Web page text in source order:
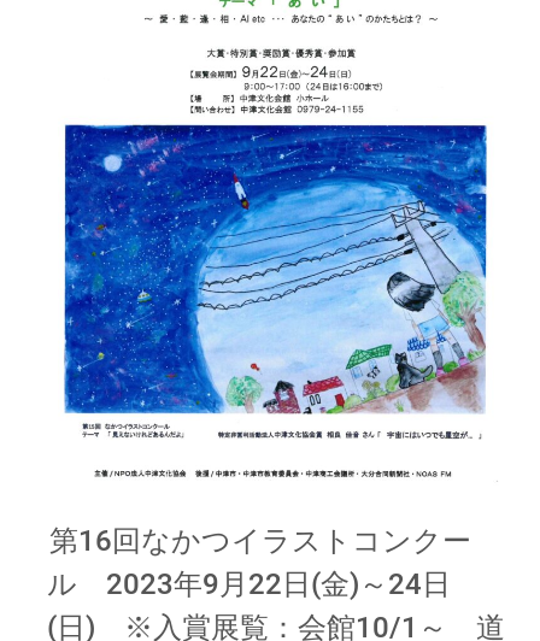
第16回なかつイラストコンクー
ル 2023年9月22日(金)～24日
(日) ※入賞展覧：会館10/1～ 道